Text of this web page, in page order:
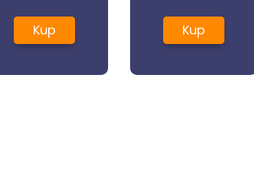
Kup Kup